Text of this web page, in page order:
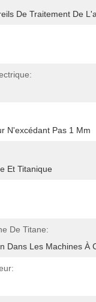
De Traitement De
N'excédant Pas 1 Mm
Et Titanique
De Titane:
Dans Les Machines À